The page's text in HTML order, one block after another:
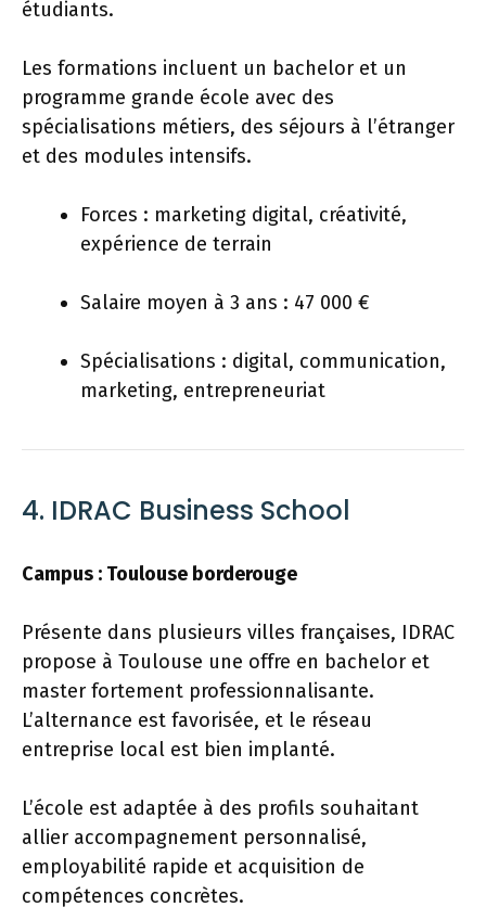
étudiants.
Les formations incluent un bachelor et un
programme grande école avec des
spécialisations métiers, des séjours à l’étranger
et des modules intensifs.
Forces : marketing digital, créativité,
expérience de terrain
Salaire moyen à 3 ans : 47 000 €
Spécialisations : digital, communication,
marketing, entrepreneuriat
4. IDRAC Business School
Campus : Toulouse borderouge
Présente dans plusieurs villes françaises, IDRAC
propose à Toulouse une offre en bachelor et
master fortement professionnalisante.
L’alternance est favorisée, et le réseau
entreprise local est bien implanté.
L’école est adaptée à des profils souhaitant
allier accompagnement personnalisé,
employabilité rapide et acquisition de
compétences concrètes.